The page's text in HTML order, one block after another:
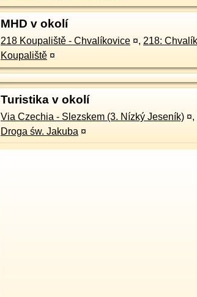
MHD v okolí
218 Koupaliště - Chvalíkovice ¤, 218:
Koupaliště ¤
Turistika v okolí
Via Czechia - Slezskem (3. Nízký Jeseník) ¤,
Droga św. Jakuba ¤